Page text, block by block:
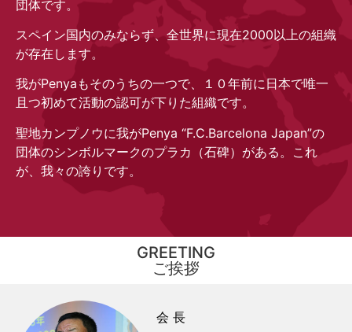
団体です。
スペイン国内のみならず、全世界に現在2000以上の組織
が存在します。
我がPenyaもそのうちの一つで、１０年前に日本で唯一
且つ初めて活動の認可が下りた組織です。
聖地カンプノウに我がPenya “F.C.Barcelona Japan”の
団体のシンボルマークのプラカ（石碑）がある。これ
が、我々の誇りです。
GREETING
ご挨拶
会 長